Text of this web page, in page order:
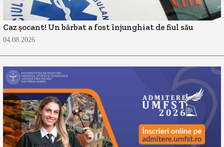
Caz șocant! Un bărbat a fost înjunghiat de fiul său
04.08.2026